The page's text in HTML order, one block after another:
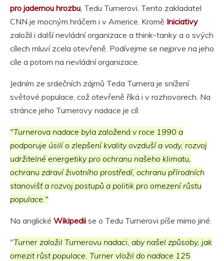
pro jadernou hrozbu , Tedu Turnerovi. Tento zakladatel
CNN je mocným hráčem i v Americe. Kromě Iniciativy
založil i další nevládní organizace a think-tanky a o svých
cílech mluví zcela otevřeně. Podívejme se nejprve na jeho
cíle a potom na nevládní organizace.
Jedním ze srdečních zájmů Teda Turnera je snížení
světové populace, což otevřeně říká i v rozhovorech. Na
stránce jeho Turnerovy nadace je cíl:
"Turnerova nadace byla založená v roce 1990 a
podporuje úsilí o zlepšení kvality ovzduší a vody, rozvoj
udržitelné energetiky pro ochranu našeho klimatu,
ochranu zdraví životního prostředí, ochranu přírodních
stanovišť a rozvoj postupů a politik pro omezení růstu
populace."
Na anglické Wikipedii se o Tedu Turnerovi píše mimo jiné:
"Turner založil Turnerovu nadaci, aby našel způsoby, jak
omezit růst populace. Turner vložil do nadace 125